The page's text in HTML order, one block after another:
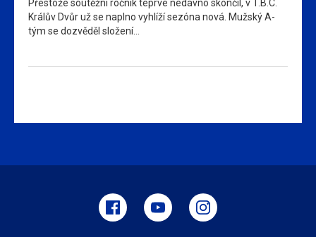
Přestože soutěžní ročník teprve nedávno skončil, v T.B.C.
Králův Dvůr už se naplno vyhlíží sezóna nová. Mužský A-
tým se dozvěděl složení…